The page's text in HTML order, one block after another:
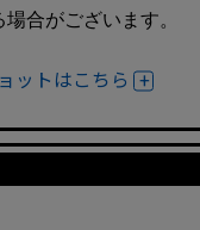
合がございます。
ットはこちら